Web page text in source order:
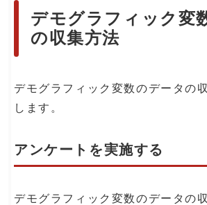
デモグラフィック変
の収集方法
デモグラフィック変数のデータの
します。
アンケートを実施する
デモグラフィック変数のデータの